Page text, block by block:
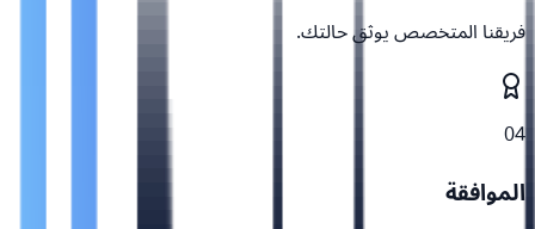
فريقنا المتخصص يوثق حالتك.
04
الموافقة